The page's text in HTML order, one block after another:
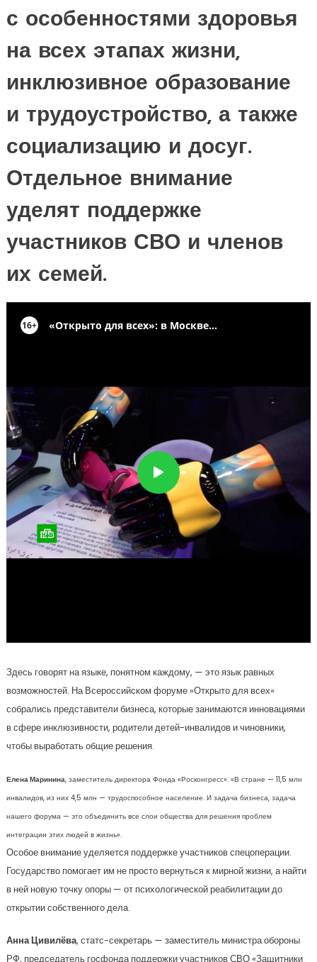
с особенностями здоровья
на всех этапах жизни,
инклюзивное образование
и трудоустройство, а также
социализацию и досуг.
Отдельное внимание
уделят поддержке
участников СВО и членов
их семей.
Здесь говорят на языке, понятном каждому, — это язык равных
возможностей. На Всероссийском форуме «Открыто для всех»
собрались представители бизнеса, которые занимаются инновациями
в сфере инклюзивности, родители детей-инвалидов и чиновники,
чтобы выработать общие решения.
Елена Маринина, заместитель директора Фонда «Росконгресс»: «В стране — 11,5 млн
инвалидов, из них 4,5 млн — трудоспособное население. И задача бизнеса, задача
нашего форума — это объединить все слои общества для решения проблем
интеграции этих людей в жизнь».
Особое внимание уделяется поддержке участников спецоперации.
Государство помогает им не просто вернуться к мирной жизни, а найти
в ней новую точку опоры — от психологической реабилитации до
открытии собственного дела.
Анна Цивилёва, статс-секретарь — заместитель министра обороны
РФ, председатель госфонда поддержки участников СВО «Защитники